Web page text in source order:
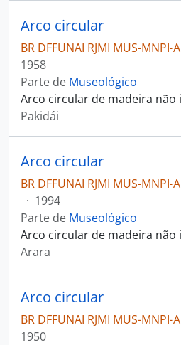
Arco circular
BR DFFUNAI RJMI MUS-MNPI-
1958
Parte de Museológico
Arco circular de madeira não
Pakidái
Arco circular
BR DFFUNAI RJMI MUS-MNPI-
· 1994
Parte de Museológico
Arco circular de madeira não
Arara
Arco circular
BR DFFUNAI RJMI MUS-MNPI-
1950